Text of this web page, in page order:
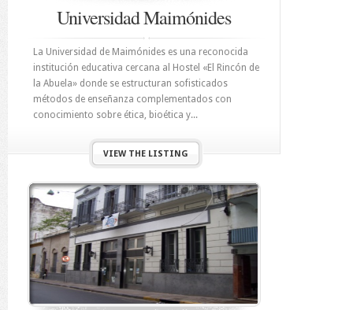
Universidad Maimónides
La Universidad de Maimónides es una reconocida
institución educativa cercana al Hostel «El Rincón de
la Abuela» donde se estructuran sofisticados
métodos de enseñanza complementados con
conocimiento sobre ética, bioética y...
VIEW THE LISTING